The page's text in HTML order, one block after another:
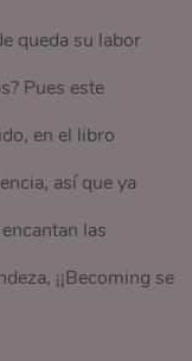
queda su labor
Pues este
en el libro
así que ya
las
¡¡Becoming se